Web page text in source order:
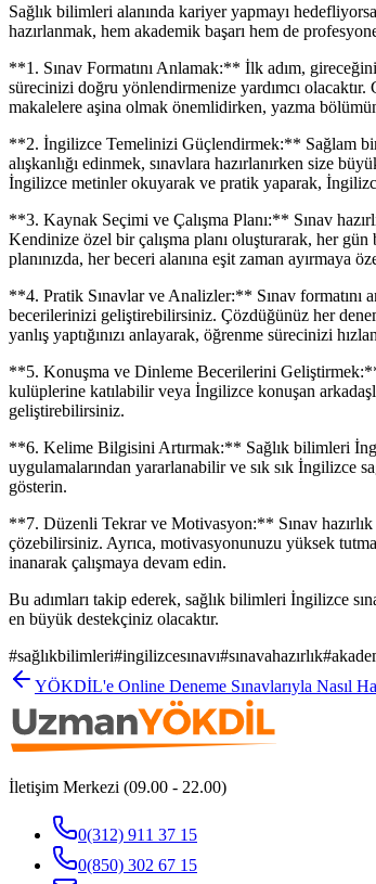
Sağlık bilimleri alanında kariyer yapmayı
hazırlanmak, hem akademik başarı hem de
**1. Sınav Formatını Anlamak:** İlk adım,
sürecinizi doğru yönlendirmenize yardımcı
makalelere aşina olmak önemlidirken, yazma
**2. İngilizce Temelinizi Güçlendirmek:** Sağlam bir
alışkanlığı edinmek, sınavlara hazırlanırken size
İngilizce metinler okuyarak ve pratik yaparak,
**3. Kaynak Seçimi ve Çalışma Planı:** Sınav
Kendinize özel bir çalışma planı oluşturarak, her gün
planınızda, her beceri alanına eşit zaman ayırmaya
**4. Pratik Sınavlar ve Analizler:** Sınav formatını
becerilerinizi geliştirebilirsiniz. Çözdüğünüz her
yanlış yaptığınızı anlayarak, öğrenme sürecinizi
**5. Konuşma ve Dinleme Becerilerini
kulüplerine katılabilir veya İngilizce konuşan
geliştirebilirsiniz.
**6. Kelime Bilgisini Artırmak:** Sağlık bilimleri
uygulamalarından yararlanabilir ve sık sık İngilizce
gösterin.
**7. Düzenli Tekrar ve Motivasyon:** Sınav
çözebilirsiniz. Ayrıca, motivasyonunuzu yüksek
inanarak çalışmaya devam edin.
Bu adımları takip ederek, sağlık bilimleri İngilizce
en büyük destekçiniz olacaktır.
#sağlıkbilimleri#ingilizcesınavı#sınavahazırlık#
YÖKDİL'e Online Deneme Sınavlarıyla Nasıl
İletişim Merkezi (09.00 - 22.00)
0(312) 911 37 15
0(850) 302 67 15